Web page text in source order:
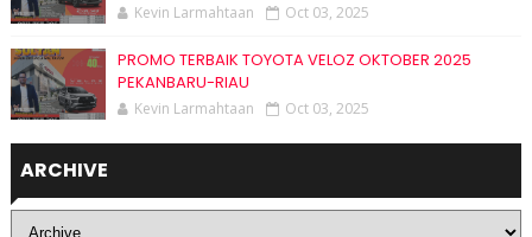
Kevin Larmahtaan Oct 03, 2025
PROMO TERBAIK TOYOTA VELOZ OKTOBER 2025
PEKANBARU-RIAU
Kevin Larmahtaan Oct 03, 2025
ARCHIVE